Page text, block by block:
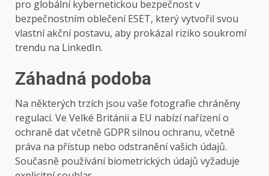
pro globální kybernetickou bezpečnost v
bezpečnostním oblečení ESET, který vytvořil svou
vlastní akční postavu, aby prokázal riziko soukromí
trendu na LinkedIn.
Záhadná podoba
Na některých trzích jsou vaše fotografie chráněny
regulací. Ve Velké Británii a EU nabízí nařízení o
ochraně dat včetně GDPR silnou ochranu, včetně
práva na přístup nebo odstranění vašich údajů.
Současně používání biometrických údajů vyžaduje